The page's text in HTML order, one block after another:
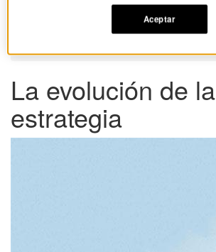
Revistas Harvard Deusto
Estrategia
La evolución de la
estrategia
Aceptar